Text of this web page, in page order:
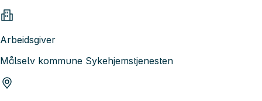
Arbeidsgiver
Målselv kommune Sykehjemstjenesten